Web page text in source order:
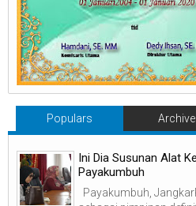
Populars Archive
Ini Dia Susunan Alat
Payakumbuh
Payakumbuh,